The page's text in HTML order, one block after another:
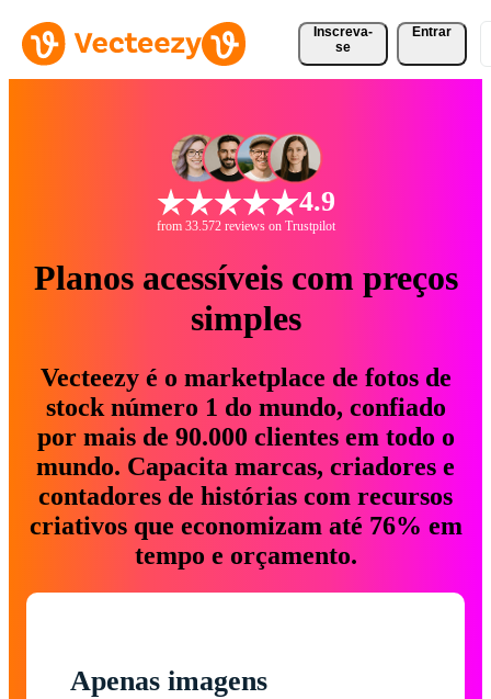
Inscreva-
se
Entrar
4.9
from 33.572 reviews on Trustpilot
Planos acessíveis com preços
simples
Vecteezy é o marketplace de fotos de
stock número 1 do mundo, confiado
por mais de 90.000 clientes em todo o
mundo. Capacita marcas, criadores e
contadores de histórias com recursos
criativos que economizam até 76% em
tempo e orçamento.
Apenas imagens